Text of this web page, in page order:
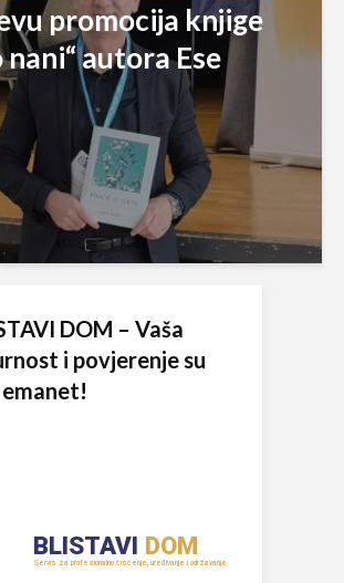
promocija knjige
nani“ autora Ese
DOM – Vaša
i povjerenje su
emanet!